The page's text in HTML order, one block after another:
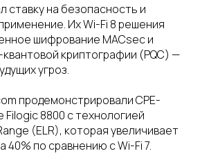
ставку на безопасность и
Их Wi-Fi 8 решения
шифрование MACsec и
криптографии (PQC) —
угроз.
продемонстрировали CPE-
Filogic 8800 с технологией
(ELR), которая увеличивает
40% по сравнению с Wi-Fi 7.